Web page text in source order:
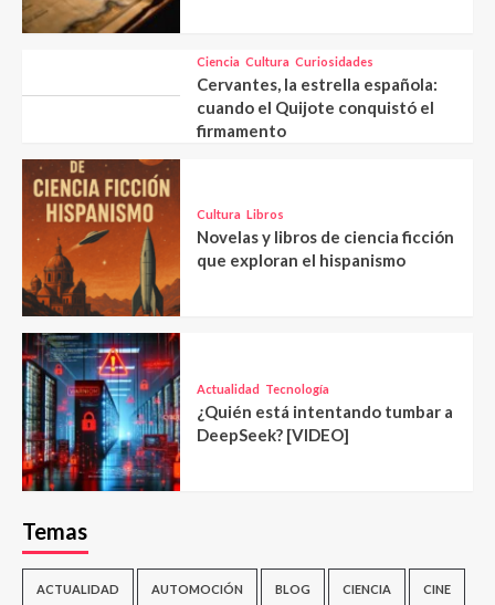
Ciencia Cultura Curiosidades
Cervantes, la estrella española:
cuando el Quijote conquistó el
firmamento
Cultura Libros
Novelas y libros de ciencia ficción
que exploran el hispanismo
Actualidad Tecnología
¿Quién está intentando tumbar a
DeepSeek? [VIDEO]
Temas
ACTUALIDAD AUTOMOCIÓN BLOG CIENCIA CINE